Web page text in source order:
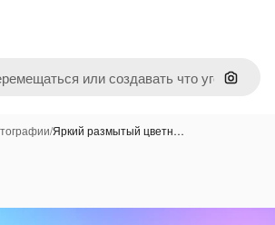
Поиск
/Яркий размытый цветн…